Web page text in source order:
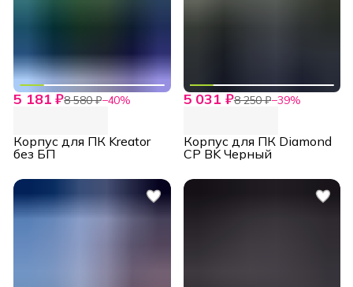
5 181 ₽8 580 ₽−40%
Корпус для ПК Kreator
без БП
5 031 ₽8 250 ₽−39%
Корпус для ПК Diamond
CP BK Черный